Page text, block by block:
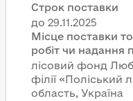
Строк поставки
Місце поставки
робіт чи надання
лісовий фонд
філії «Поліський
область, Україна